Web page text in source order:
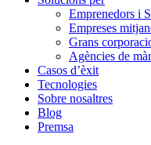
Emprenedors i
Empreses
Grans
Agències de
Casos d’èxit
Tecnologies
Sobre nosaltres
Blog
Premsa